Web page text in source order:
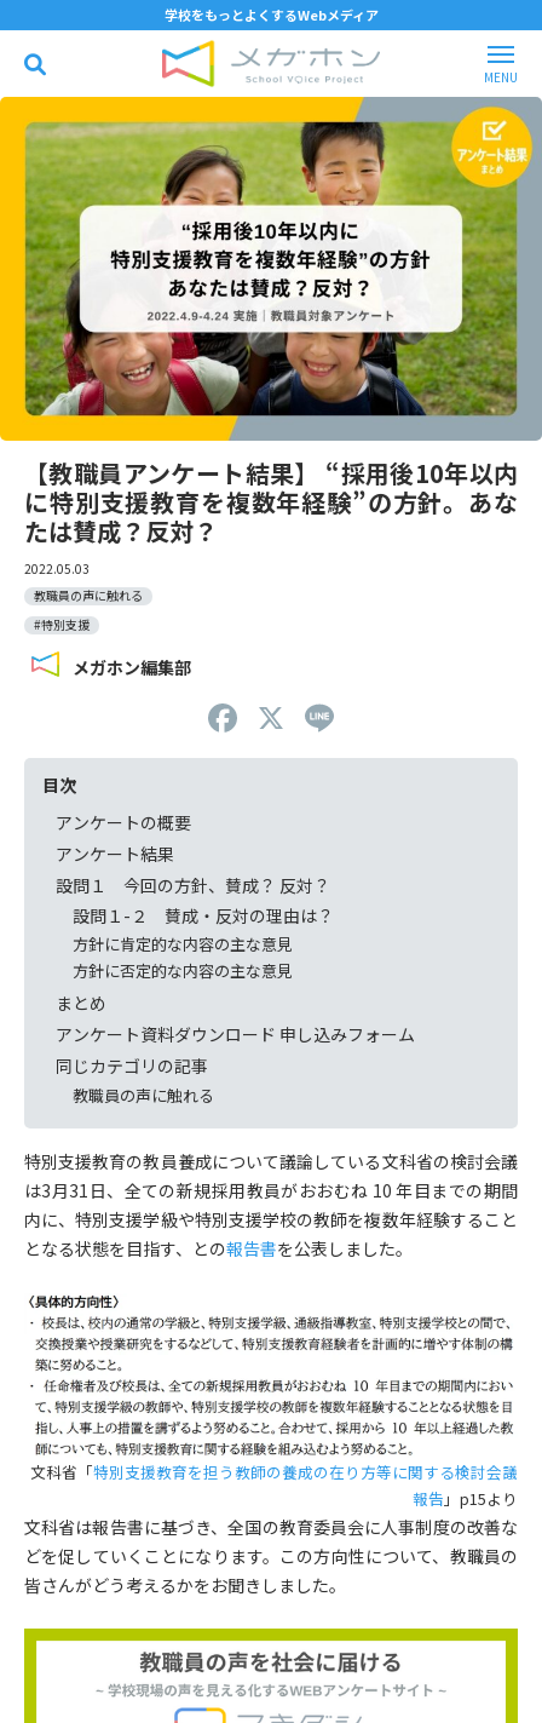
学校をもっとよくするWebメディア
【教職員アンケート結果】 “採用後10年以内
に特別支援教育を複数年経験”の方針。あな
たは賛成？反対？
2022.05.03
教職員の声に触れる
#特別支援
メガホン編集部
F
a
b
o
o
k
X
n
目次
アンケートの概要
アンケート結果
設問１ 今回の方針、賛成？ 反対？
設問１-２ 賛成・反対の理由は？
方針に肯定的な内容の主な意見
方針に否定的な内容の主な意見
まとめ
アンケート資料ダウンロード 申し込みフォーム
同じカテゴリの記事
教職員の声に触れる
特別支援教育の教員養成について議論している文科省の検討会議
は3月31日、全ての新規採用教員がおおむね 10 年目までの期間
内に、特別支援学級や特別支援学校の教師を複数年経験すること
となる状態を目指す、との報告書を公表しました。
文科省「特別支援教育を担う教師の養成の在り方等に関する検討会議
報告 」p15より
文科省は報告書に基づき、全国の教育委員会に人事制度の改善な
どを促していくことになります。この方向性について、教職員の
皆さんがどう考えるかをお聞きしました。